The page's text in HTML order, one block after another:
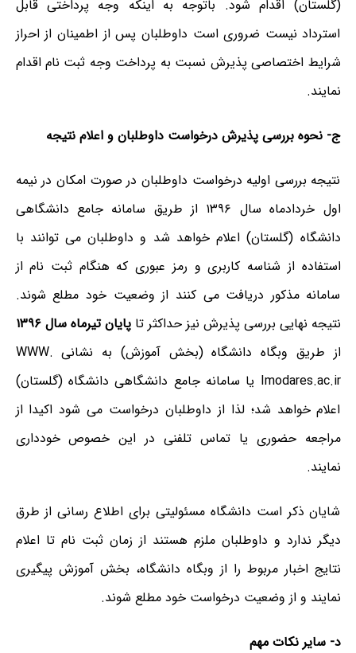
(گلستان) اقدام شود. باتوجه به اینکه وجه پرداختی قابل
استرداد نیست ضروری است داوطلبان پس از اطمینان از احراز
شرایط اختصاصی پذیرش نسبت به پرداخت وجه ثبت نام اقدام
نمایند.
ج- نحوه بررسی پذیرش درخواست داوطلبان و اعلام نتیجه
نتیجه بررسی اولیه درخواست داوطلبان در صورت امکان در نیمه
اول خردادماه سال ۱۳۹۶ از طریق سامانه جامع دانشگاهی
دانشگاه (گلستان) اعلام خواهد شد و داوطلبان می توانند با
استفاده از شناسه کاربری و رمز عبوری که هنگام ثبت نام از
سامانه مذکور دریافت می کنند از وضعیت خود مطلع شوند.
نتیجه نهایی بررسی پذیرش نیز حداکثر تا پایان تیرماه سال ۱۳۹۶
از طریق وبگاه دانشگاه (بخش آموزش) به نشانی WWW.
Imodares.ac.ir یا سامانه جامع دانشگاهی دانشگاه (گلستان)
اعلام خواهد شد؛ لذا از داوطلبان درخواست می شود اکیدا از
مراجعه حضوری یا تماس تلفنی در این خصوص خودداری
نمایند.
شایان ذکر است دانشگاه مسئولیتی برای اطلاع رسانی از طرق
دیگر ندارد و داوطلبان ملزم هستند از زمان ثبت نام تا اعلام
نتایج اخبار مربوط را از وبگاه دانشگاه، بخش آموزش پیگیری
نمایند و از وضعیت درخواست خود مطلع شوند.
د- سایر نکات مهم